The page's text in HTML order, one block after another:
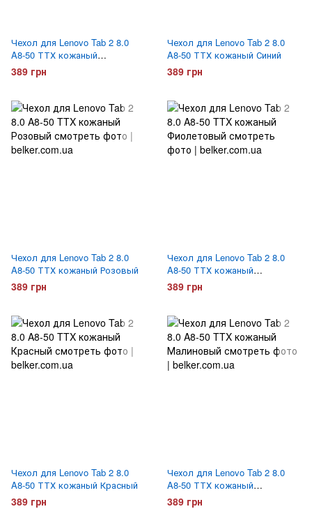
Чехол для Lenovo Tab 2 8.0
A8-50 ТТХ кожаный
Коричневый
389 грн
Чехол для Lenovo Tab 2 8.0
A8-50 ТТХ кожаный Синий
389 грн
Чехол для Lenovo Tab 2 8.0
A8-50 ТТХ кожаный Розовый
389 грн
Чехол для Lenovo Tab 2 8.0
A8-50 ТТХ кожаный
Фиолетовый
389 грн
Чехол для Lenovo Tab 2 8.0
A8-50 ТТХ кожаный Красный
389 грн
Чехол для Lenovo Tab 2 8.0
A8-50 ТТХ кожаный
Малиновый
389 грн